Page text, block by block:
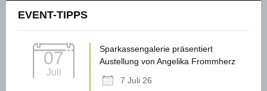
EVENT-TIPPS
07
Juli
Sparkassengalerie präsentiert
Austellung von Angelika Frommherz
7 Juli 26